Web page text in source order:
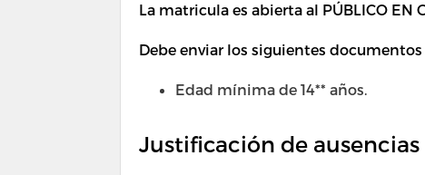
La matricula es abierta al PÚBLICO EN
Debe enviar los siguientes documentos
Edad mínima de 14** años.
Justificación de ausencias